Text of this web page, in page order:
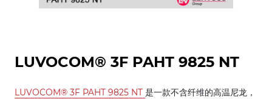
LUVOCOM® 3F PAHT 9825 NT
LUVOCOM® 3F PAHT 9825 NT 是一款不含纤维的高温尼龙，